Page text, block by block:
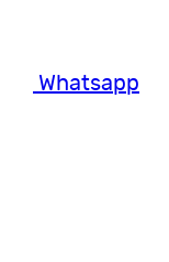
Whatsapp